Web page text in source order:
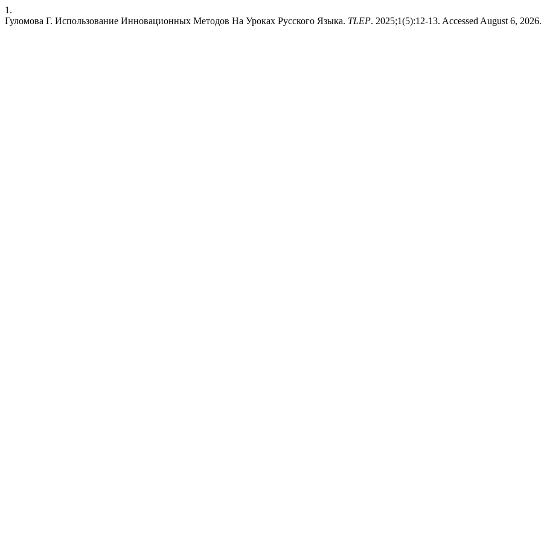
1.
Гуломова Г. Использование Инновационных Методов На Уроках Русского Языка. TLEP. 2025;1(5):12-13. Accessed August 6,